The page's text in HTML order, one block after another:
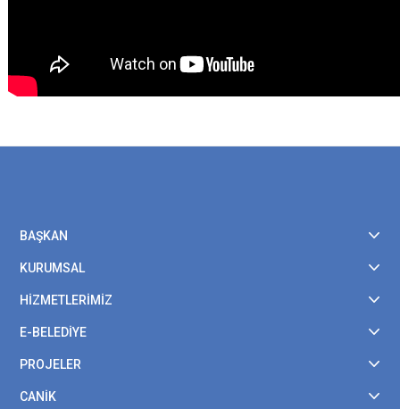
BAŞKAN
KURUMSAL
HİZMETLERİMİZ
E-BELEDİYE
PROJELER
CANİK